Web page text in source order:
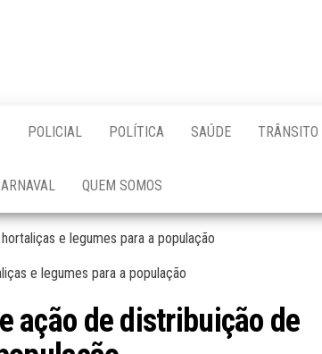
POLICIAL POLÍTICA SAÚDE TRÂNSITO
QUEM SOMOS
e legumes para a população
ação de distribuição de